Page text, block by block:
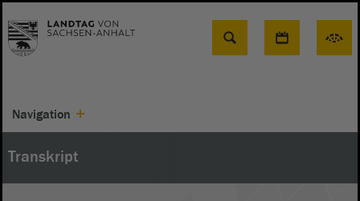
Suche
Navigation
Transkript